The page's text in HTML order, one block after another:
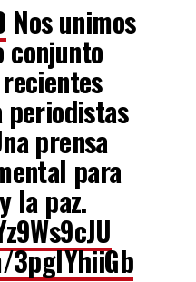
Nos unimos
conjunto
periodistas
prensa
para
la paz.
3pglYhiiGb